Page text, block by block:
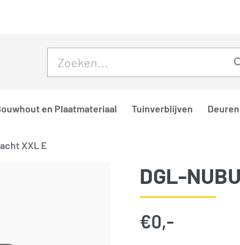
en Plaatmateriaal Tuinverblijven Deuren
XXL E
DGL-
€0,-